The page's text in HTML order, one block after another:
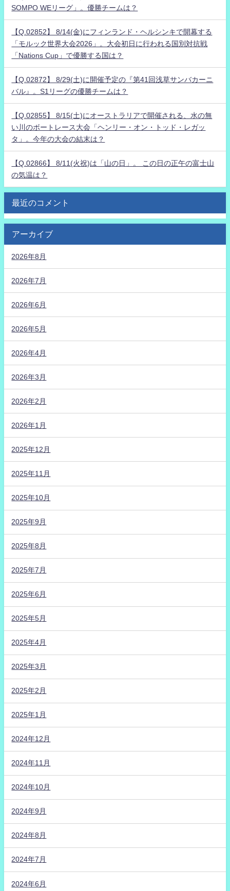
SOMPO WEリーグ」。優勝チームは？
【Q.02852】 8/14(金)にフィンランド・ヘルシンキで開幕する
「モルック世界大会2026」。大会初日に行われる国別対抗戦
「Nations Cup」で優勝する国は？
【Q.02872】 8/29(土)に開催予定の『第41回浅草サンバカーニ
バル』。S1リーグの優勝チームは？
【Q.02855】 8/15(土)にオーストラリアで開催される、水の無
い川のボートレース大会「ヘンリー・オン・トッド・レガッ
タ」。今年の大会の結末は？
【Q.02866】 8/11(火祝)は「山の日」。 この日の正午の富士山
の気温は？
最近のコメント
アーカイブ
2026年8月
2026年7月
2026年6月
2026年5月
2026年4月
2026年3月
2026年2月
2026年1月
2025年12月
2025年11月
2025年10月
2025年9月
2025年8月
2025年7月
2025年6月
2025年5月
2025年4月
2025年3月
2025年2月
2025年1月
2024年12月
2024年11月
2024年10月
2024年9月
2024年8月
2024年7月
2024年6月